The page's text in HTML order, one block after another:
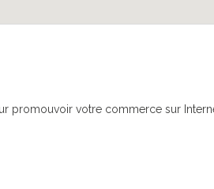
promouvoir votre commerce sur